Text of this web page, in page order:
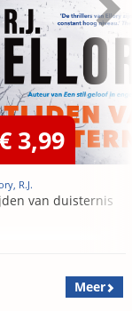
3,99
R.J.
van duisternis
Meer